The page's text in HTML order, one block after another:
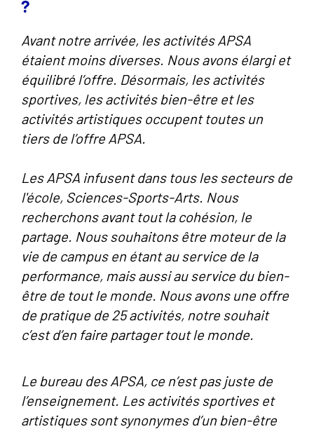
?
Avant notre arrivée, les activités APSA
étaient moins diverses. Nous avons élargi et
équilibré l’offre. Désormais, les activités
sportives, les activités bien-être et les
activités artistiques occupent toutes un
tiers de l’offre APSA.
Les APSA infusent dans tous les secteurs de
l'école, Sciences-Sports-Arts. Nous
recherchons avant tout la cohésion, le
partage. Nous souhaitons être moteur de la
vie de campus en étant au service de la
performance, mais aussi au service du bien-
être de tout le monde. Nous avons une offre
de pratique de 25 activités, notre souhait
c’est d’en faire partager tout le monde.
Le bureau des APSA, ce n’est pas juste de
l’enseignement. Les activités sportives et
artistiques sont synonymes d’un bien-être